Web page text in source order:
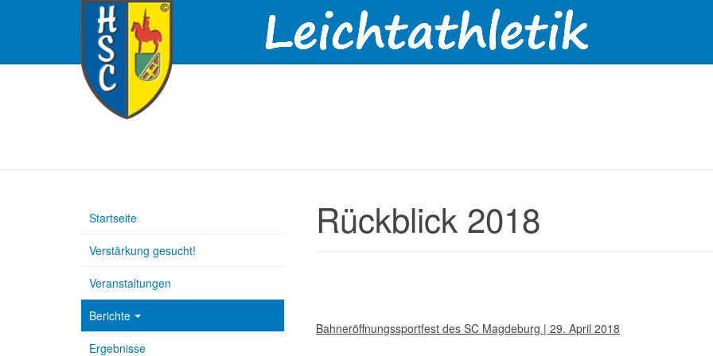
Rückblick 2018
Bahneröffnungssportfest des SC Magdeburg | 29. April 2018
Startseite
Verstärkung gesucht!
Veranstaltungen
Berichte
Ergebnisse